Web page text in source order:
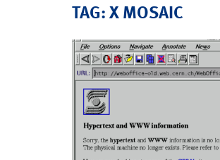
TAG: X MOSAIC